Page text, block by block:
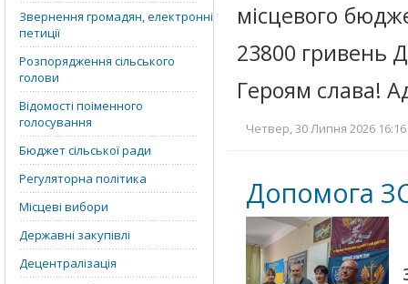
Звернення громадян, електронні
петиції
Розпорядження сільського
голови
Відомості поіменного
голосування
Бюджет сільської ради
Регуляторна політика
Місцеві вибори
Державні закупівлі
Децентралізація
місцевого
23800 гривень
Героям слава!
Четвер, 30 Липня 2026
Допомога